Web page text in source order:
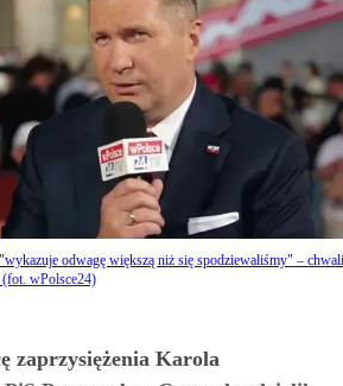
odwagę większą niż się spodziewaliśmy" – chwali
(fot. wPolsce24)
zaprzysiężenia Karola